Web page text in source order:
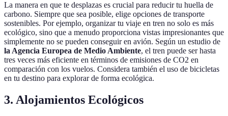
La manera en que te desplazas es crucial para reducir tu huella de
carbono. Siempre que sea posible, elige opciones de transporte
sostenibles. Por ejemplo, organizar tu viaje en tren no solo es más
ecológico, sino que a menudo proporciona vistas impresionantes que
simplemente no se pueden conseguir en avión. Según un estudio de
la Agencia Europea de Medio Ambiente, el tren puede ser hasta
tres veces más eficiente en términos de emisiones de CO2 en
comparación con los vuelos. Considera también el uso de bicicletas
en tu destino para explorar de forma ecológica.
3. Alojamientos Ecológicos